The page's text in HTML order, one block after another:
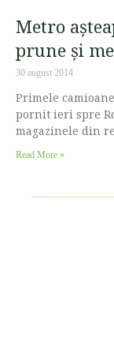
Metro
prune și
30 august 2014
Primele
pornit ieri spre
magazinele din
Read More »